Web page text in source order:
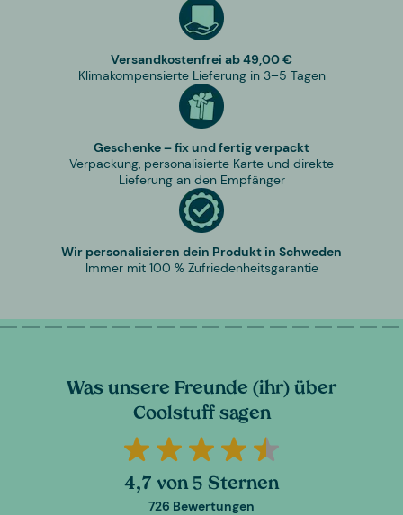
Versandkostenfrei ab 49,00 €
Klimakompensierte Lieferung in 3–5 Tagen
Geschenke – fix und fertig verpackt
Verpackung, personalisierte Karte und direkte
Lieferung an den Empfänger
Wir personalisieren dein Produkt in Schweden
Immer mit 100 % Zufriedenheitsgarantie
Was unsere Freunde (ihr) über
Coolstuff sagen
4,7 von 5 Sternen
726 Bewertungen